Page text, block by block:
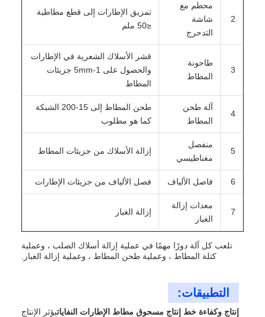
2
محطم مع
شاشة
التدحرج
تمزيق الإطارات إلى قطع مطاطية
≤50 ملم
3
طاحونة
المطاط
قشر الأسلاك الشعرية في الإطارات
والحصول على 1-5mm جزيئات
المطاط
4
آلة طحن
المطاط
طحن المطاط إلى 15-200 الشبكة
كما هو مطلوب
5
منفصل
مغناطيسي
إزالة الأسلاك من جزيئات المطاط
6 فاصل الألياف فصل الألياف من جزيئات الإطارات
7
معدات إزالة
الغبار
إزالة الغبار
تلعب كل آلة دورًا مهمًا في عملية إزالة أسلاك الصلب ، وعملية
كتلة المطاط ، وعملية طحن المطاط ، وعملية إزالة الغبار.
التطبيقات:
إنتاج وكفاءة خط إنتاج مسحوق مطاط الإطارات النفاياتيؤثر الإنتاج